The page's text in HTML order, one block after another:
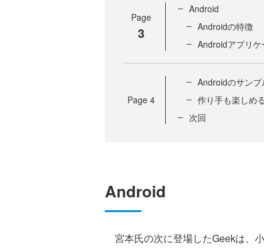
Page
3
Android
Androidの特徴
Androidアプリ
Page 4
Androidのサン
作り手も楽しめ
次回
Android
宮本氏の次に登場したGeekは、